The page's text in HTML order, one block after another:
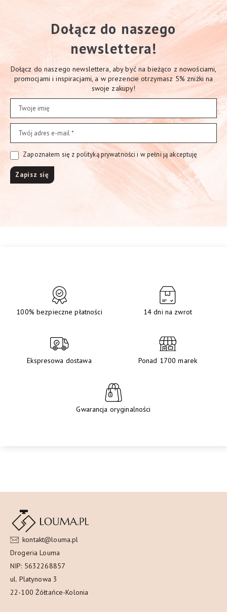
Dołącz do naszego
newslettera!
Dołącz do naszego newslettera, aby być na bieżąco z nowościami,
promocjami i inspiracjami, a w prezencie otrzymasz 5% zniżki na
swoje zakupy!
Zapoznałem się z polityką prywatności i w pełni ją akceptuję
100% bezpieczne płatności 14 dni na zwrot
Ekspresowa dostawa Ponad 1700 marek
Gwarancja oryginalności
kontakt@louma.pl
Drogeria Louma
NIP: 5632268857
ul. Platynowa 3
22-100 Żółtańce-Kolonia